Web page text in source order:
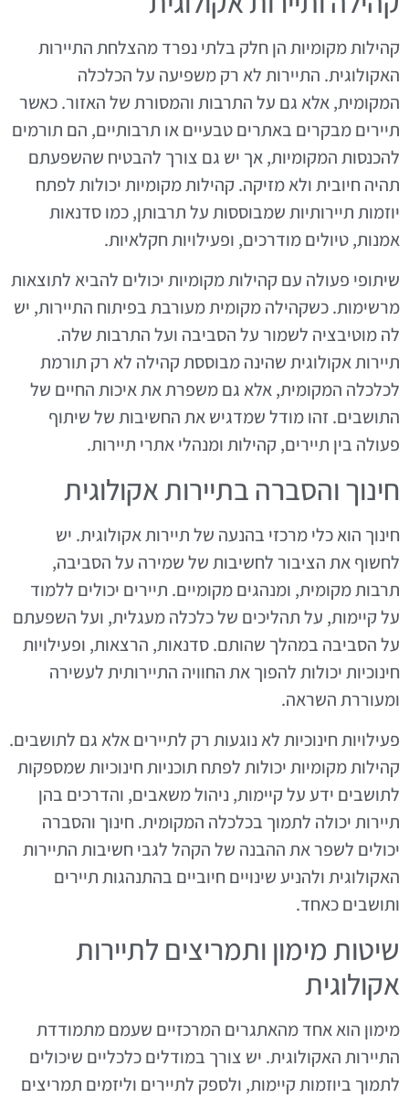
קהילות מקומיות הן חלק בלתי נפרד מהצלחת התיירות
האקולוגית. התיירות לא רק משפיעה על הכלכלה
המקומית, אלא גם על התרבות והמסורת של האזור. כאשר
תיירים מבקרים באתרים טבעיים או תרבותיים, הם תורמים
להכנסות המקומיות, אך יש גם צורך להבטיח שהשפעתם
תהיה חיובית ולא מזיקה. קהילות מקומיות יכולות לפתח
יוזמות תיירותיות שמבוססות על תרבותן, כמו סדנאות
אמנות, טיולים מודרכים, ופעילויות חקלאיות.
שיתופי פעולה עם קהילות מקומיות יכולים להביא לתוצאות
מרשימות. כשקהילה מקומית מעורבת בפיתוח התיירות, יש
לה מוטיבציה לשמור על הסביבה ועל התרבות שלה.
תיירות אקולוגית שהינה מבוססת קהילה לא רק תורמת
לכלכלה המקומית, אלא גם משפרת את איכות החיים של
התושבים. זהו מודל שמדגיש את החשיבות של שיתוף
פעולה בין תיירים, קהילות ומנהלי אתרי תיירות.
חינוך והסברה בתיירות אקולוגית
חינוך הוא כלי מרכזי בהנעה של תיירות אקולוגית. יש
לחשוף את הציבור לחשיבות של שמירה על הסביבה,
תרבות מקומית, ומנהגים מקומיים. תיירים יכולים ללמוד
על קיימות, על תהליכים של כלכלה מעגלית, ועל השפעתם
על הסביבה במהלך שהותם. סדנאות, הרצאות, ופעילויות
חינוכיות יכולות להפוך את החוויה התיירותית לעשירה
ומעוררת השראה.
פעילויות חינוכיות לא נוגעות רק לתיירים אלא גם לתושבים.
קהילות מקומיות יכולות לפתח תוכניות חינוכיות שמספקות
לתושבים ידע על קיימות, ניהול משאבים, והדרכים בהן
תיירות יכולה לתמוך בכלכלה המקומית. חינוך והסברה
יכולים לשפר את ההבנה של הקהל לגבי חשיבות התיירות
האקולוגית ולהניע שינויים חיוביים בהתנהגות תיירים
ותושבים כאחד.
שיטות מימון ותמריצים לתיירות
אקולוגית
מימון הוא אחד מהאתגרים המרכזיים שעמם מתמודדת
התיירות האקולוגית. יש צורך במודלים כלכליים שיכולים
לתמוך ביוזמות קיימות, ולספק לתיירים וליזמים תמריצים